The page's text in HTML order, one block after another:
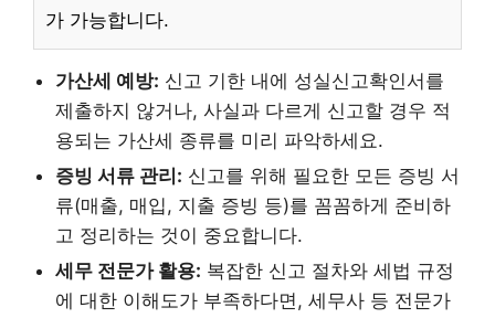
가 가능합니다.
가산세 예방: 신고 기한 내에 성실신고확인서를
제출하지 않거나, 사실과 다르게 신고할 경우 적
용되는 가산세 종류를 미리 파악하세요.
증빙 서류 관리: 신고를 위해 필요한 모든 증빙 서
류(매출, 매입, 지출 증빙 등)를 꼼꼼하게 준비하
고 정리하는 것이 중요합니다.
세무 전문가 활용: 복잡한 신고 절차와 세법 규정
에 대한 이해도가 부족하다면, 세무사 등 전문가